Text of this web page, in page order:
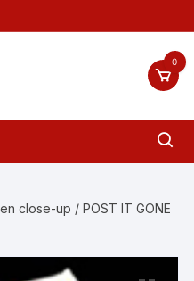
0
close-up / POST IT GONE